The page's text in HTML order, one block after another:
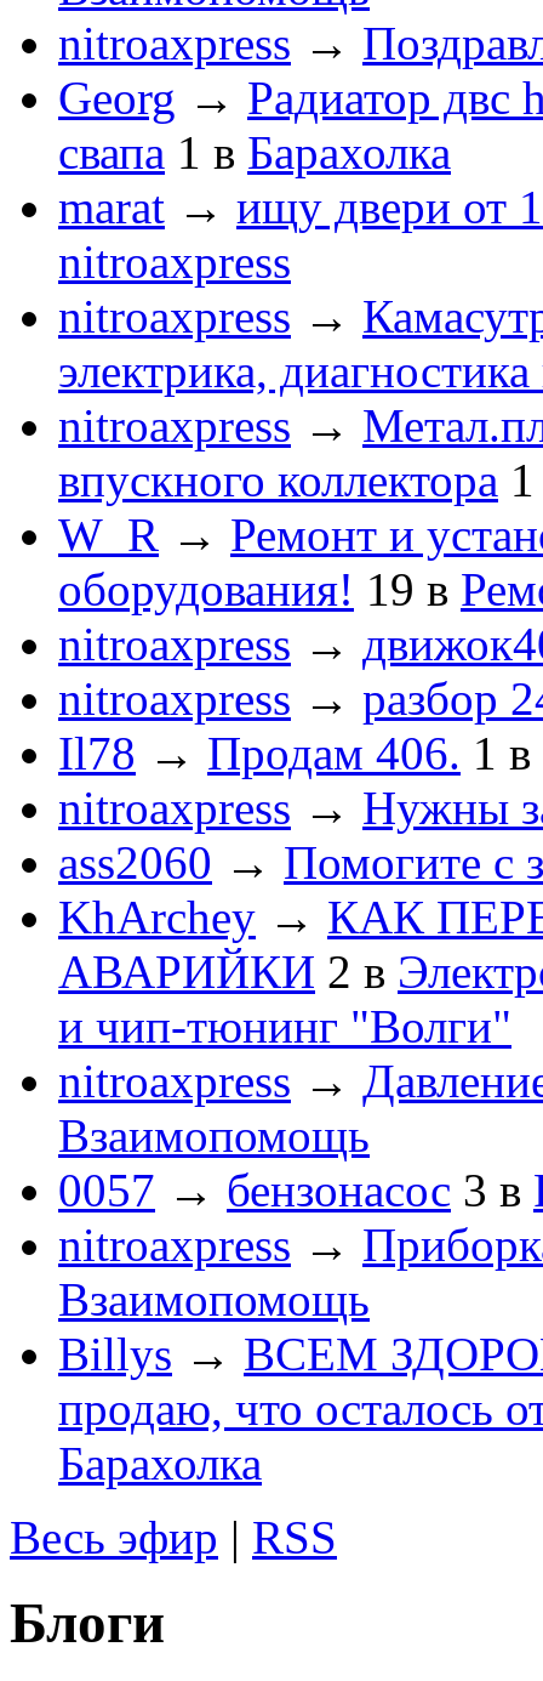
nitroaxpress →
Georg → Радиатор двс
свапа 1 в Барахолка
marat → ищу двери от
nitroaxpress
nitroaxpress →
электрика,
nitroaxpress →
впускного коллектора 1
W_R → Ремонт и
оборудования! 19 в
nitroaxpress →
nitroaxpress → разбор
Il78 → Продам 406. 1 в
nitroaxpress → Нужны
ass2060 → Помогите с
KhArchey → КАК
АВАРИЙКИ 2 в
и чип-тюнинг "Волги"
nitroaxpress →
Взаимопомощь
0057 → бензонасос 3 в
nitroaxpress →
Взаимопомощь
Billys → ВСЕМ
продаю, что осталось
Барахолка
Весь эфир | RSS
Блоги